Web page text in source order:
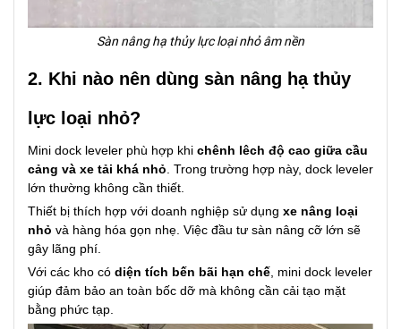
Sàn nâng hạ thủy lực loại nhỏ âm nền
2. Khi nào nên dùng sàn nâng hạ thủy
lực loại nhỏ?
Mini dock leveler phù hợp khi chênh lêch độ cao giữa cầu
cảng và xe tải khá nhỏ. Trong trường hợp này, dock leveler
lớn thường không cần thiết.
Thiết bị thích hợp với doanh nghiệp sử dụng xe nâng loại
nhỏ và hàng hóa gọn nhẹ. Việc đầu tư sàn nâng cỡ lớn sẽ
gây lãng phí.
Với các kho có diện tích bến bãi hạn chế, mini dock leveler
giúp đảm bảo an toàn bốc dỡ mà không cần cải tạo mặt
bằng phức tạp.